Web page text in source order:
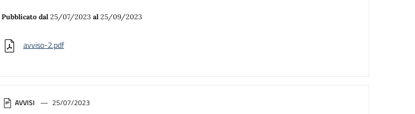
Pubblicato dal 25/07/2023 al25/09/2023
avviso-2.pdf
AVVISI 25/07/2023